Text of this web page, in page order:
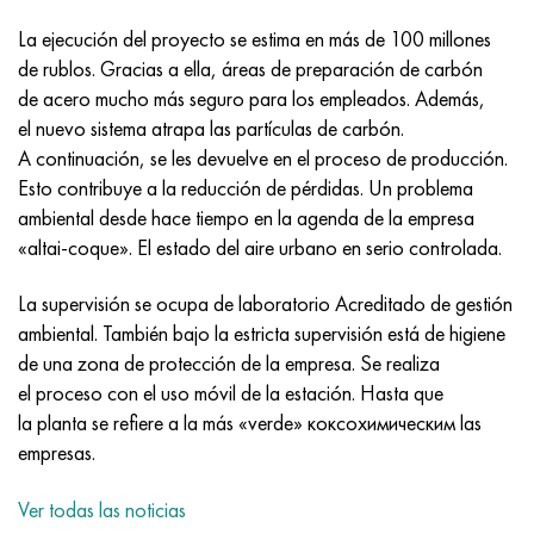
La ejecución del proyecto se estima en más de 100 millones
de rublos. Gracias a ella, áreas de preparación de carbón
de acero mucho más seguro para los empleados. Además,
el nuevo sistema atrapa las partículas de carbón.
A continuación, se les devuelve en el proceso de producción.
Esto contribuye a la reducción de pérdidas. Un problema
ambiental desde hace tiempo en la agenda de la empresa
«altai-coque». El estado del aire urbano en serio controlada.
La supervisión se ocupa de laboratorio Acreditado de gestión
ambiental. También bajo la estricta supervisión está de higiene
de una zona de protección de la empresa. Se realiza
el proceso con el uso móvil de la estación. Hasta que
la planta se refiere a la más «verde» коксохимическим las
empresas.
Ver todas las noticias
incotest
Jette M152
Cobalto 6B
maraging 250
René 41
Maraging 300
Maraging 350
47НХР
49KF
49K2F, 49K2FA-VI
Aleación 50N
Aleación 50NP
50NHS
Aleación 52N
HN62MVKYU
HN63MB
XN65VM
KhN65VMTYu
KhN67MVTYu
KhN68VKTYU
KhN68VMTYUK-vd
PT-1M
PT-3V
PT-7M
2B
SPT-2 sv
A LAS 3
3M
Aleación Al6xn
15-7Ph® - 1.4532
PH 13-8 meses - 1.4534
1.4542 - 17-4Ph®
Custom 455® - 1.4543 - uns s45500
1.4545 - 15-5Ph®
1.4548 - 17-4Ph®
10X18N18Yu4D
11X11N2V2MF
12Х18Н9Т
13X11N2V2MF
15x11mf
15х12vnmf
15Х12Н2MVFAB
Bronce aluminio silicio
CW301G, C64200
bronce de silicio
C65500, CuAl11Fe3
C65620, CuSi3Fe2Zn3
C65100, CuSi1.5
Bronce estaño-plomo
C84400, CuSn2ZnPb
C83600, CuSn5ZnPb
Aleación de acero estructural
10g2, 10g2, AISI 1513
12X2H4A, 15NiCr13, 1.5752
AC14, 11SMnPb30
20G, 20mn5
20XH3A, AISI 4320, 20hn3a
20HM, 24CrMo5, 20hm
Р6М5К5, 1.3243, hs6-5-2-5
R6M5F3, 1.3344, hs6-5-3
9М4К8,1.3207
R12F3, 1.3318, sw12
P18, 1,3355, hs18-0-1, sw18
Acero carbono
10,1.1645, C105W1